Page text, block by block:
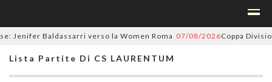
Baldassarri verso la Women Roma 07/08/2026Coppa
Lista Partite Di CS LAURENTUM